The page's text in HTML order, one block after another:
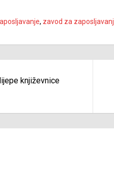
, zavod za
književnice